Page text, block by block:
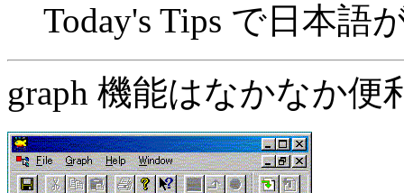
Today's Tips で日本語
graph 機能はなかなか便